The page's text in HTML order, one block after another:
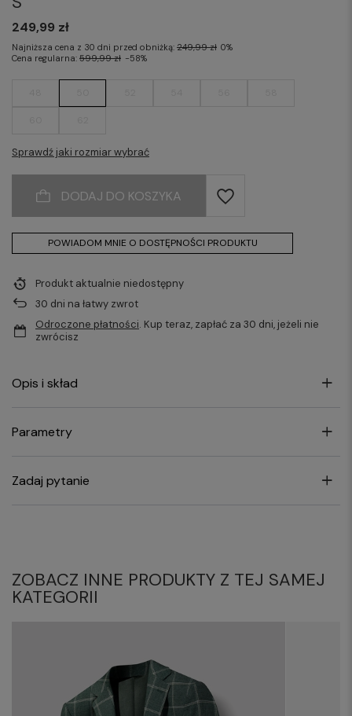
Sprawdź jaki rozmiar wybrać
249,99 zł
Najniższa cena z 30 dni przed obniżką: 249,99 zł 0%
Cena regularna: 599,99 zł -58%
DODAJ DO KOSZYKA
POWIADOM MNIE O DOSTĘPNOŚCI PRODUKTU
Produkt aktualnie niedostępny
30 dni na łatwy zwrot
Odroczone płatności. Kup teraz, zapłać za 30 dni, jeżeli nie
zwrócisz
Opis i skład
Parametry
Zadaj pytanie
ZOBACZ INNE PRODUKTY Z TEJ SAMEJ
KATEGORII